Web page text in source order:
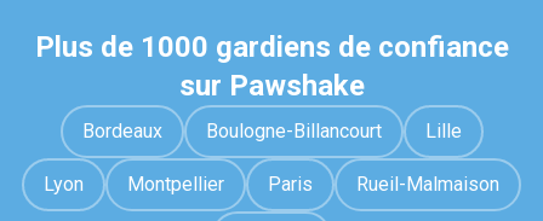
Plus de 1000 gardiens de confiance
sur Pawshake
Bordeaux Boulogne-Billancourt Lille
Lyon Montpellier Paris Rueil-Malmaison